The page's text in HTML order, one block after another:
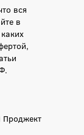
вся
в
Проджект